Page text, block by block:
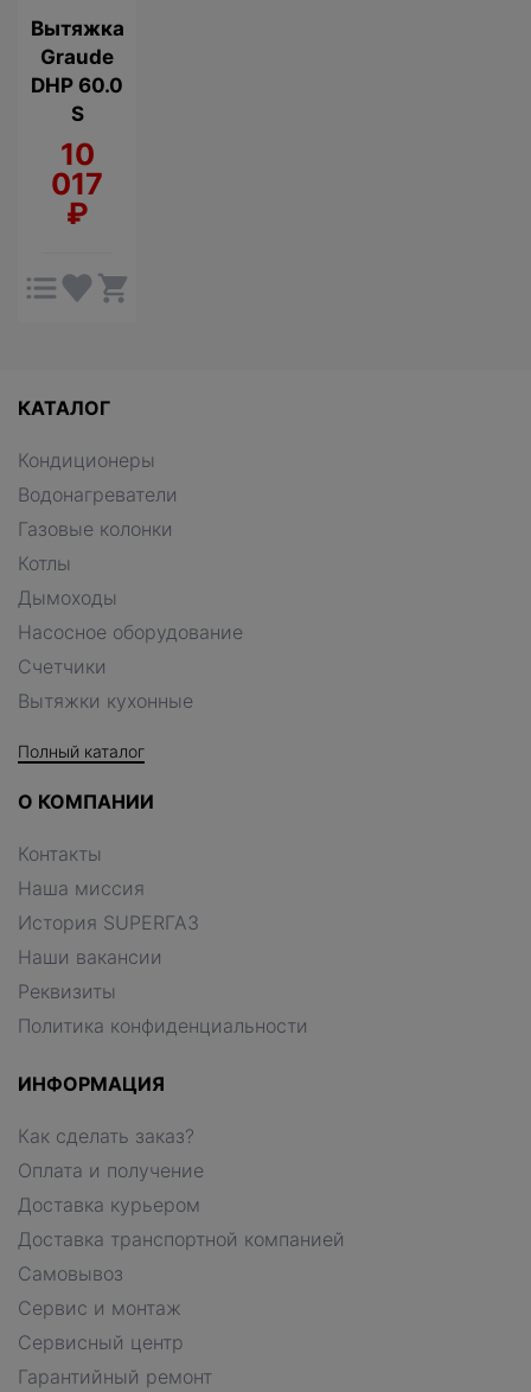
Вытяжка
Graude
DHP 60.0
S
10
017
₽
КАТАЛОГ
Кондиционеры
Водонагреватели
Газовые колонки
Котлы
Дымоходы
Насосное оборудование
Счетчики
Вытяжки кухонные
Полный каталог
О КОМПАНИИ
Контакты
Наша миссия
История SUPERГАЗ
Наши вакансии
Реквизиты
Политика конфиденциальности
ИНФОРМАЦИЯ
Как сделать заказ?
Оплата и получение
Доставка курьером
Доставка транспортной компанией
Самовывоз
Сервис и монтаж
Сервисный центр
Гарантийный ремонт